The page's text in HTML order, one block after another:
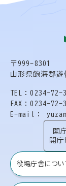
〒999-8301
山形県飽海郡
TEL：0234-
FAX：0234-72-
E-mail：
開
開庁
役場庁舎につい